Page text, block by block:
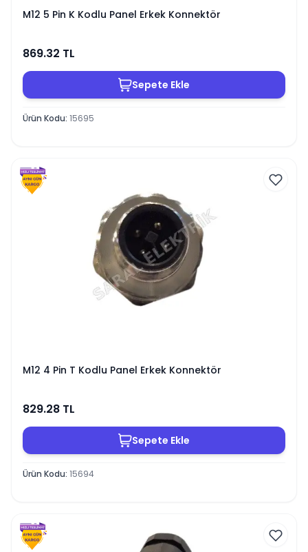
M12 5 Pin K Kodlu Panel Erkek Konnektör
869.32 TL
Sepete Ekle
Ürün Kodu: 15695
M12 4 Pin T Kodlu Panel Erkek Konnektör
829.28 TL
Sepete Ekle
Ürün Kodu: 15694